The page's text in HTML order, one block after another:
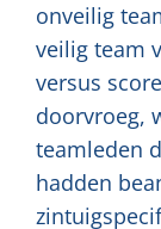
onveilig
veilig team
versus
doorvroeg,
teamleden
hadden